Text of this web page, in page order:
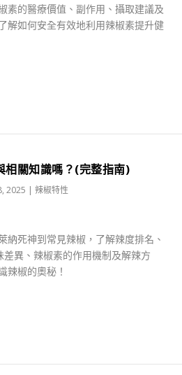
素的醫療價值、副作用、攝取建議及
解如何安全有效地利用辣椒素提升健
相關知識嗎？(完整指南)
2025 | 辣椒特性
納死神到常見辣椒，了解辣度排名、
差異、辣椒素的作用機制及解辣方
辣椒的奧秘！